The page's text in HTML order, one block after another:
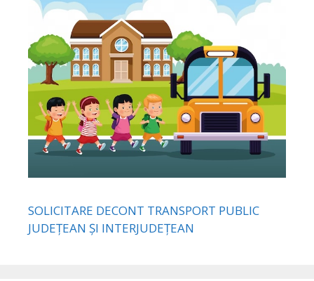
SOLICITARE DECONT TRANSPORT PUBLIC
JUDEȚEAN ȘI INTERJUDEȚEAN